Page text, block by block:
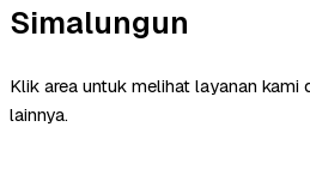
Simalungun
Klik area untuk melihat layanan kami
lainnya.